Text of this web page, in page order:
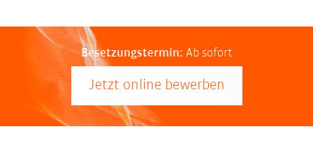
Besetzungstermin: Ab sofort
Jetzt online bewerben